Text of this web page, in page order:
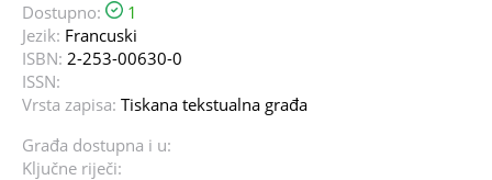
Dostupno:
1
Jezik: Francuski
ISBN: 2-253-00630-0
ISSN:
Vrsta zapisa: Tiskana tekstualna građa
Građa dostupna i u:
Ključne riječi: